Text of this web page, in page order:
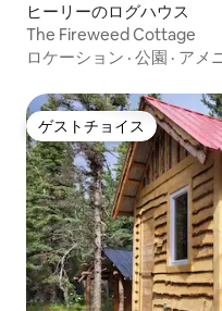
ヒーリーのログハウス
The Fireweed Cottage
ロケーション · 公園 · アメ
ゲストチョイス
ゲストチョイス